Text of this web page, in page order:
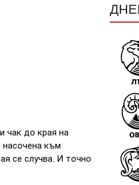
чак до края на
към
се случва. И точно